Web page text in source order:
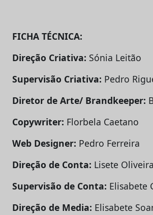
FICHA TÉCNICA:
Direção Criativa: Sónia Leitão
Supervisão Criativa: Pedro
Diretor de Arte/ Brandkeeper:
Copywriter: Florbela Caetano
Web Designer: Pedro Ferreira
Direção de Conta: Lisete Oliveira
Supervisão de Conta: Elisabete
Direção de Media: Elisabete